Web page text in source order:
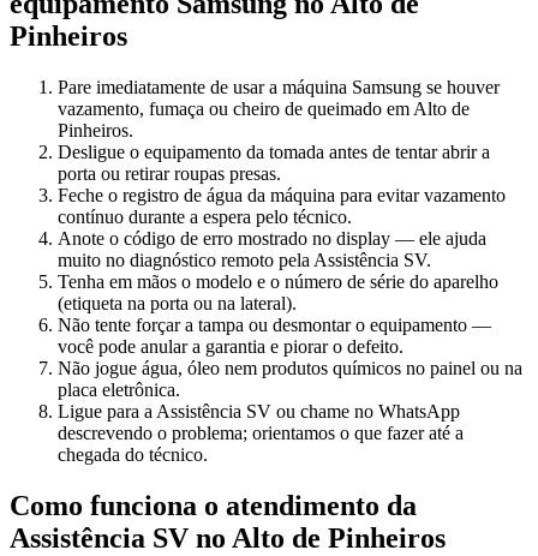
Pinheiros
Pare imediatamente de usar a máquina Samsung se houver
vazamento, fumaça ou cheiro de queimado em Alto de
Pinheiros.
Desligue o equipamento da tomada antes de tentar abrir a
porta ou retirar roupas presas.
Feche o registro de água da máquina para evitar vazamento
contínuo durante a espera pelo técnico.
Anote o código de erro mostrado no display — ele ajuda
muito no diagnóstico remoto pela Assistência SV.
Tenha em mãos o modelo e o número de série do aparelho
(etiqueta na porta ou na lateral).
Não tente forçar a tampa ou desmontar o equipamento —
você pode anular a garantia e piorar o defeito.
Não jogue água, óleo nem produtos químicos no painel ou na
placa eletrônica.
Ligue para a Assistência SV ou chame no WhatsApp
descrevendo o problema; orientamos o que fazer até a
chegada do técnico.
Como funciona o atendimento da
Assistência SV no Alto de Pinheiros